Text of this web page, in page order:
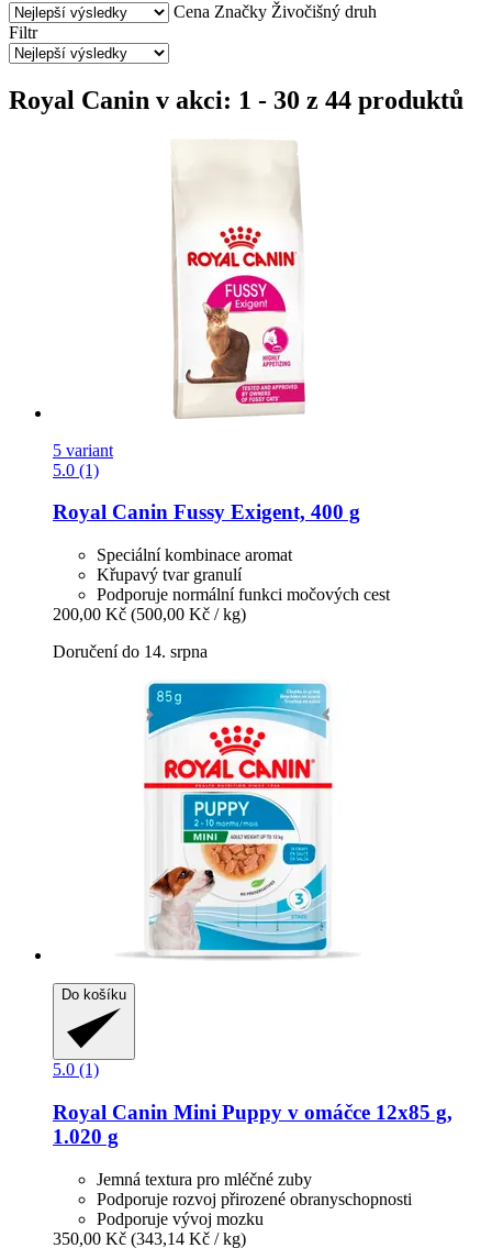
Cena Značky Živočišný druh
Filtr
Royal Canin v akci: 1 - 30 z 44 produktů
5 variant
5.0 (1)
Royal Canin Fussy Exigent, 400 g
Speciální kombinace aromat
Křupavý tvar granulí
Podporuje normální funkci močových cest
200,00 Kč (500,00 Kč / kg)
Doručení do 14. srpna
Do košíku
5.0 (1)
Royal Canin Mini Puppy v omáčce 12x85 g,
1.020 g
Jemná textura pro mléčné zuby
Podporuje rozvoj přirozené obranyschopnosti
Podporuje vývoj mozku
350,00 Kč (343,14 Kč / kg)